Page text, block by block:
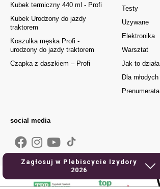
Zagłosuj w Plebiscycie Izydory
2026
Testy
Używane
Elektronika
Warsztat
Jak to działa
Dla młodych
Prenumerata
Kubek termiczny 440 ml - Profi
Kubek Urodzony do jazdy
traktorem
Koszulka męska Profi -
urodzony do jazdy traktorem
Czapka z daszkiem – Profi
social media